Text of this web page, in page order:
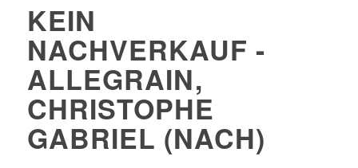
KEIN
NACHVERKAUF -
ALLEGRAIN,
CHRISTOPHE
GABRIEL (NACH)